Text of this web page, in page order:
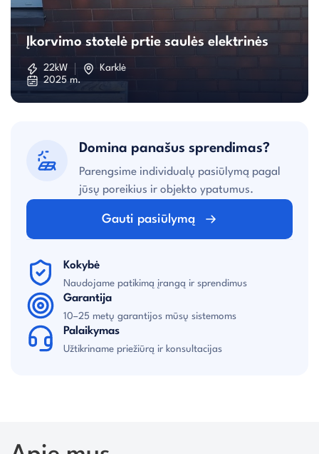
Įkorvimo
stotelė
Įkorvimo stotelė prtie saulės elektrinės
22kW
Karklė
2025 m.
Domina panašus sprendimas?
Parengsime individualų pasiūlymą pagal
jūsų poreikius ir objekto ypatumus.
Gauti pasiūlymą
Kokybė
Naudojame patikimą įrangą ir sprendimus
Garantija
10–25 metų garantijos mūsų sistemoms
Palaikymas
Užtikriname priežiūrą ir konsultacijas